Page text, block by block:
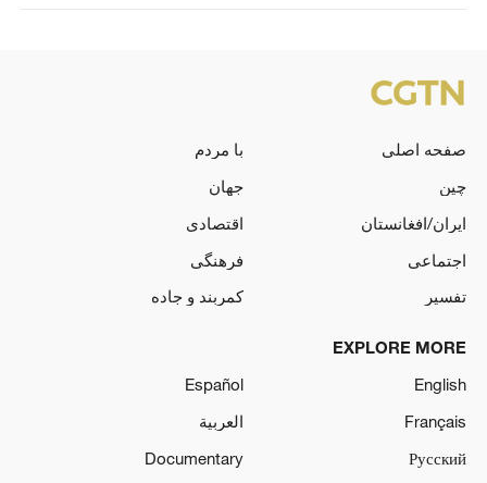
صفحه اصلی
با مردم
چین
جهان
ایران/افغانستان
اقتصادی
اجتماعی
فرهنگی
تفسیر
کمربند و جاده
EXPLORE MORE
English
Español
Français
العربية
Русский
Documentary